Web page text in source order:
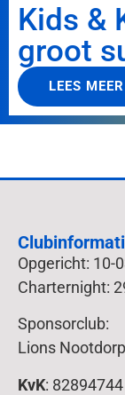
Kids &
groot
LEES MEER
Opgericht: 10-
Charternight:
Sponsorclub:
Lions
KvK: 82894744